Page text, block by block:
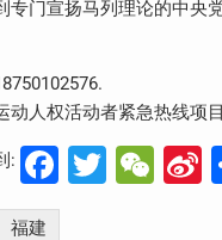
专门宣扬马列理论的中央
动人权活动者紧急热线项
: Facebook
Twitter
福建